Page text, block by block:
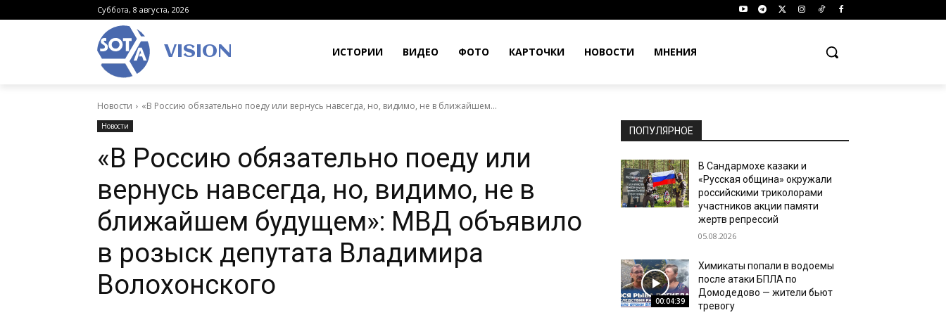
Суббота, 8 августа, 2026
VISION ИСТОРИИ ВИДЕО ФОТО КАРТОЧКИ НОВОСТИ МНЕНИЯ
Новости «В Россию обязательно поеду или вернусь навсегда, но, видимо, не в ближайшем...
Новости
«В Россию обязательно поеду или
вернусь навсегда, но, видимо, не в
ближайшем будущем»: МВД объявило
в розыск депутата Владимира
Волохонского
ПОПУЛЯРНОЕ
В Сандармохе казаки и
«Русская община» окружали
российскими триколорами
участников акции памяти
жертв репрессий
05.08.2026
00:04:39
Химикаты попали в водоемы
после атаки БПЛА по
Домодедово — жители бьют
тревогу